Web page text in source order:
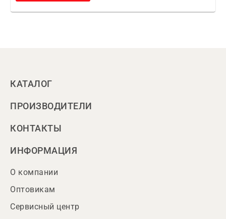
КАТАЛОГ
ПРОИЗВОДИТЕЛИ
КОНТАКТЫ
ИНФОРМАЦИЯ
О компании
Оптовикам
Сервисный центр